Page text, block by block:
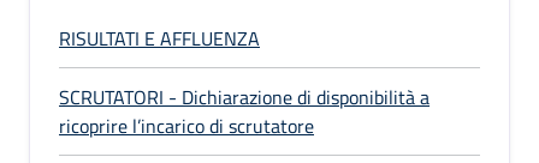
RISULTATI E AFFLUENZA
SCRUTATORI - Dichiarazione di disponibilità a
ricoprire l’incarico di scrutatore